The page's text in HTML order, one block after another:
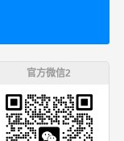
官方微信2